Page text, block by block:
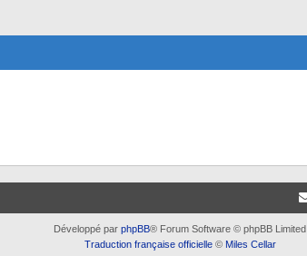
Développé par phpBB® Forum Software © phpBB Limited
Traduction française officielle© Miles Cellar